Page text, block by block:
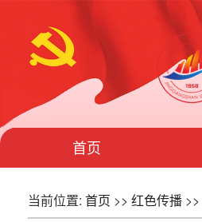
首页
当前位置: 首页 >> 红色传播 >>